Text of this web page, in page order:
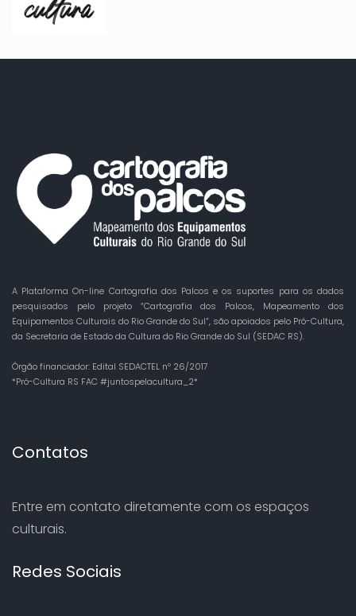
A Plataforma On-line Cartografia dos Palcos e os suportes para os dados
pesquisados pelo projeto “Cartografia dos Palcos, Mapeamento dos
Equipamentos Culturais do Rio Grande do Sul”, são apoiados pelo Pró-Cultura,
da Secretaria de Estado da Cultura do Rio Grande do Sul (SEDAC RS).
Órgão financiador: Edital SEDACTEL nº 26/2017
*Pró-Cultura RS FAC #juntospelacultura_2*
Contatos
Entre em contato diretamente com os espaços
culturais.
Redes Sociais